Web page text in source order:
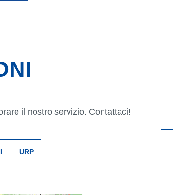
il nostro servizio. Contattaci!
URP